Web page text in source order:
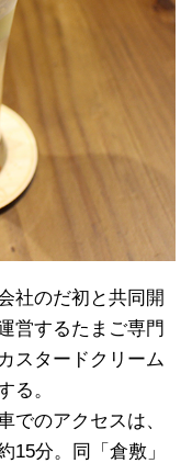
社のだ初と共同開
営するたまご専門
スタードクリーム
る。
でのアクセスは、
15分。同「倉敷」